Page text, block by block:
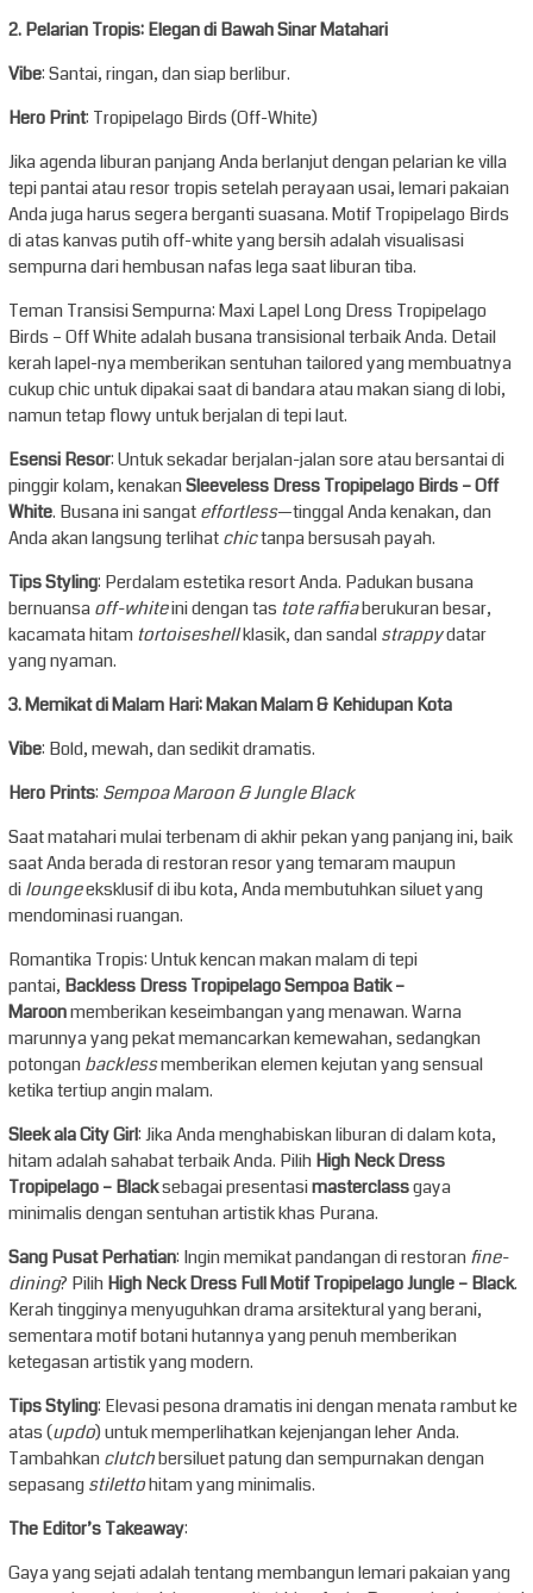
2. Pelarian Tropis: Elegan di Bawah Sinar Matahari
Vibe: Santai, ringan, dan siap berlibur.
Hero Print: Tropipelago Birds (Off-White)
Jika agenda liburan panjang Anda berlanjut dengan pelarian ke villa
tepi pantai atau resor tropis setelah perayaan usai, lemari pakaian
Anda juga harus segera berganti suasana. Motif Tropipelago Birds
di atas kanvas putih off-white yang bersih adalah visualisasi
sempurna dari hembusan nafas lega saat liburan tiba.
Teman Transisi Sempurna: Maxi Lapel Long Dress Tropipelago
Birds – Off White adalah busana transisional terbaik Anda. Detail
kerah lapel-nya memberikan sentuhan tailored yang membuatnya
cukup chic untuk dipakai saat di bandara atau makan siang di lobi,
namun tetap flowy untuk berjalan di tepi laut.
Esensi Resor: Untuk sekadar berjalan-jalan sore atau bersantai di
pinggir kolam, kenakanSleeveless Dress Tropipelago Birds – Off
White. Busana ini sangateffortless—tinggal Anda kenakan, dan
Anda akan langsung terlihatchictanpa bersusah payah.
Tips Styling: Perdalam estetika resort Anda. Padukan busana
bernuansaoff-whiteini dengan tas tote raffiaberukuran besar,
kacamata hitamtortoiseshellklasik, dan sandalstrappydatar
yang nyaman.
3. Memikat di Malam Hari: Makan Malam & Kehidupan Kota
Vibe: Bold, mewah, dan sedikit dramatis.
Hero Prints: Sempoa Maroon & Jungle Black
Saat matahari mulai terbenam di akhir pekan yang panjang ini, baik
saat Anda berada di restoran resor yang temaram maupun
diloungeeksklusif di ibu kota, Anda membutuhkan siluet yang
mendominasi ruangan.
Romantika Tropis: Untuk kencan makan malam di tepi
pantai, Backless Dress Tropipelago Sempoa Batik –
Maroonmemberikan keseimbangan yang menawan. Warna
marunnya yang pekat memancarkan kemewahan, sedangkan
potonganbacklessmemberikan elemen kejutan yang sensual
ketika tertiup angin malam.
Sleek ala City Girl: Jika Anda menghabiskan liburan di dalam kota,
hitam adalah sahabat terbaik Anda. PilihHigh Neck Dress
Tropipelago – Blacksebagai presentasimasterclassgaya
minimalis dengan sentuhan artistik khas Purana.
Sang Pusat Perhatian: Ingin memikat pandangan di restoranfine-
dining? PilihHigh Neck Dress Full Motif Tropipelago Jungle – Black.
Kerah tingginya menyuguhkan drama arsitektural yang berani,
sementara motif botani hutannya yang penuh memberikan
ketegasan artistik yang modern.
Tips Styling: Elevasi pesona dramatis ini dengan menata rambut ke
atas (updo) untuk memperlihatkan kejenjangan leher Anda.
Tambahkanclutchbersiluet patung dan sempurnakan dengan
sepasangstilettohitam yang minimalis.
The Editor’s Takeaway:
Gaya yang sejati adalah tentang membangun lemari pakaian yang